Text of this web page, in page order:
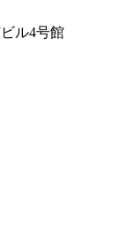
ル4号館